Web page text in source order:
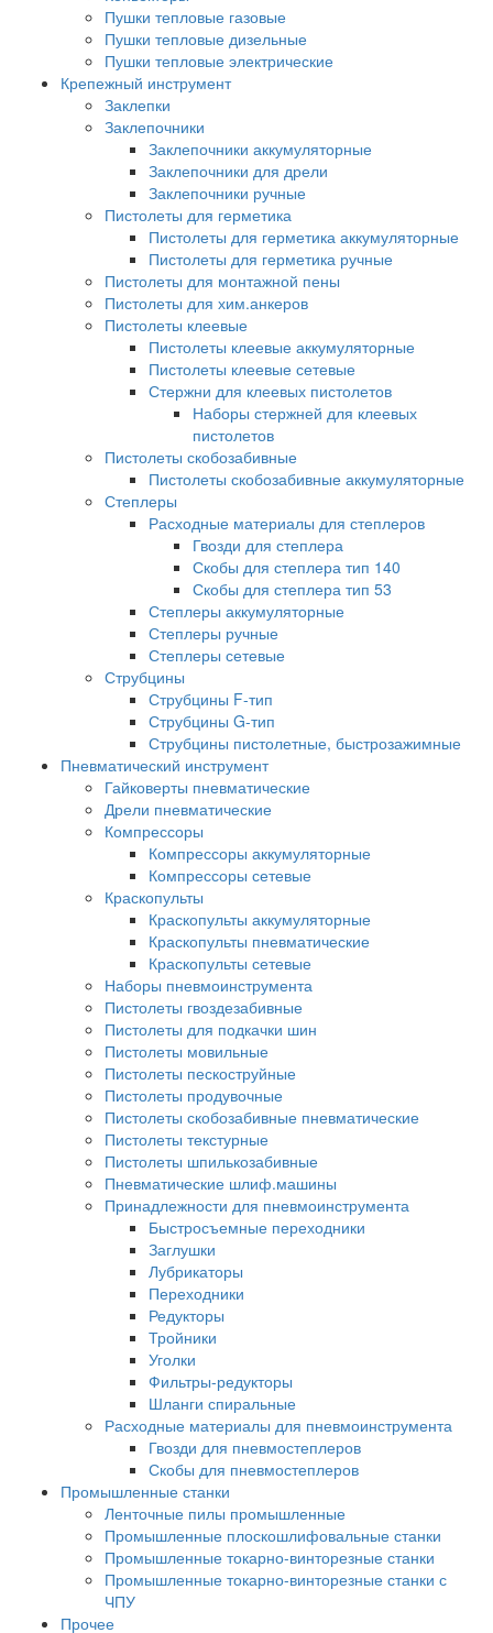
Пушки тепловые газовые
Пушки тепловые дизельные
Пушки тепловые электрические
Крепежный инструмент
Заклепки
Заклепочники
Заклепочники аккумуляторные
Заклепочники для дрели
Заклепочники ручные
Пистолеты для герметика
Пистолеты для герметика аккумуляторные
Пистолеты для герметика ручные
Пистолеты для монтажной пены
Пистолеты для хим.анкеров
Пистолеты клеевые
Пистолеты клеевые аккумуляторные
Пистолеты клеевые сетевые
Стержни для клеевых пистолетов
Наборы стержней для клеевых
пистолетов
Пистолеты скобозабивные
Пистолеты скобозабивные аккумуляторные
Степлеры
Расходные материалы для степлеров
Гвозди для степлера
Скобы для степлера тип 140
Скобы для степлера тип 53
Степлеры аккумуляторные
Степлеры ручные
Степлеры сетевые
Струбцины
Струбцины F-тип
Струбцины G-тип
Струбцины пистолетные, быстрозажимные
Пневматический инструмент
Гайковерты пневматические
Дрели пневматические
Компрессоры
Компрессоры аккумуляторные
Компрессоры сетевые
Краскопульты
Краскопульты аккумуляторные
Краскопульты пневматические
Краскопульты сетевые
Наборы пневмоинструмента
Пистолеты гвоздезабивные
Пистолеты для подкачки шин
Пистолеты мовильные
Пистолеты пескоструйные
Пистолеты продувочные
Пистолеты скобозабивные пневматические
Пистолеты текстурные
Пистолеты шпилькозабивные
Пневматические шлиф.машины
Принадлежности для пневмоинструмента
Быстросъемные переходники
Заглушки
Лубрикаторы
Переходники
Редукторы
Тройники
Уголки
Фильтры-редукторы
Шланги спиральные
Расходные материалы для пневмоинструмента
Гвозди для пневмостеплеров
Скобы для пневмостеплеров
Промышленные станки
Ленточные пилы промышленные
Промышленные плоскошлифовальные станки
Промышленные токарно-винторезные станки
Промышленные токарно-винторезные станки с
ЧПУ
Прочее